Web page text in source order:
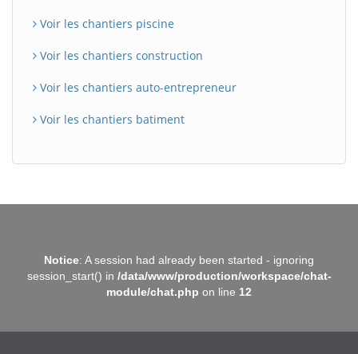
Voir les chantiers piscine
Voir les chantiers construction
Voir les chantiers auto-entrepreneur
Voir les chantiers batiment
Notice: A session had already been started - ignoring
session_start() in /data/www/production/workspace/chat-
module/chat.php on line 12
B
Assistant en ligne